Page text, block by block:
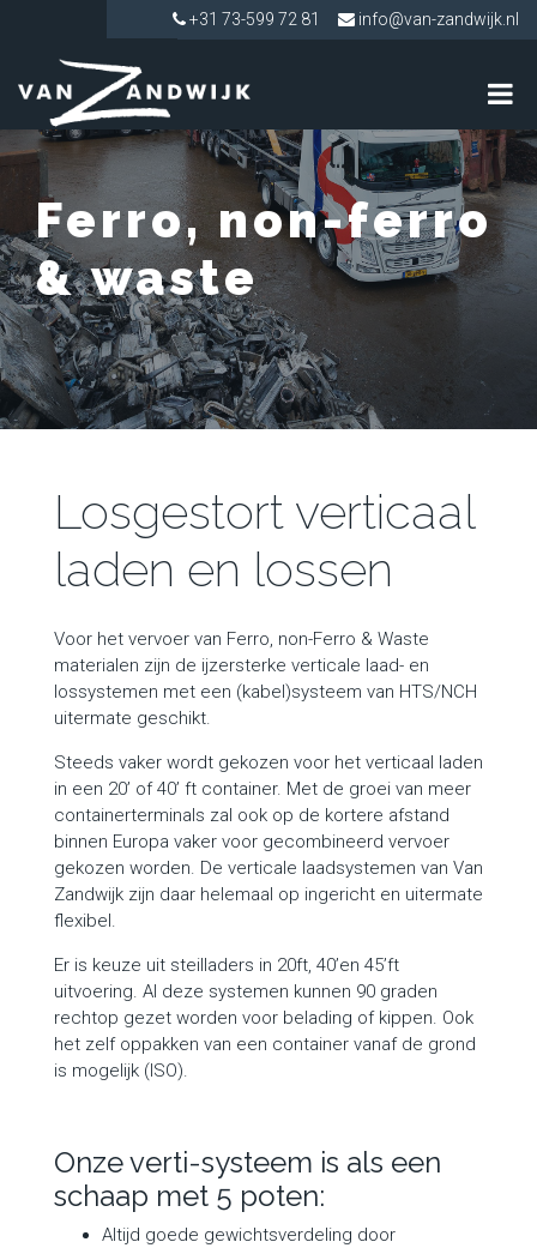
+31 73-599 72 81 info@van-zandwijk.nl
Ferro, non-ferro
& waste
Losgestort verticaal
laden en lossen
Voor het vervoer van Ferro, non-Ferro & Waste
materialen zijn de ijzersterke verticale laad- en
lossystemen met een (kabel)systeem van HTS/NCH
uitermate geschikt.
Steeds vaker wordt gekozen voor het verticaal laden
in een 20’ of 40’ ft container. Met de groei van meer
containerterminals zal ook op de kortere afstand
binnen Europa vaker voor gecombineerd vervoer
gekozen worden. De verticale laadsystemen van Van
Zandwijk zijn daar helemaal op ingericht en uitermate
flexibel.
Er is keuze uit steilladers in 20ft, 40’en 45’ft
uitvoering. Al deze systemen kunnen 90 graden
rechtop gezet worden voor belading of kippen. Ook
het zelf oppakken van een container vanaf de grond
is mogelijk (ISO).
Onze verti-systeem is als een
schaap met 5 poten:
Altijd goede gewichtsverdeling door